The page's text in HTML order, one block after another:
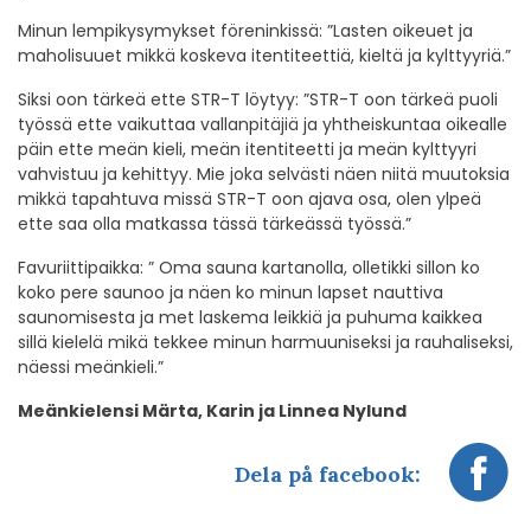
Minun lempikysymykset föreninkissä: ”Lasten oikeuet ja
maholisuuet mikkä koskeva itentiteettiä, kieltä ja kylttyyriä.”
Siksi oon tärkeä ette STR-T löytyy: ”STR-T oon tärkeä puoli
työssä ette vaikuttaa vallanpitäjiä ja yhtheiskuntaa oikealle
päin ette meän kieli, meän itentiteetti ja meän kylttyyri
vahvistuu ja kehittyy. Mie joka selvästi näen niitä muutoksia
mikkä tapahtuva missä STR-T oon ajava osa, olen ylpeä
ette saa olla matkassa tässä tärkeässä työssä.”
Favuriittipaikka: ” Oma sauna kartanolla, olletikki sillon ko
koko pere saunoo ja näen ko minun lapset nauttiva
saunomisesta ja met laskema leikkiä ja puhuma kaikkea
sillä kielelä mikä tekkee minun harmuuniseksi ja rauhaliseksi,
näessi meänkieli.”
Meänkielensi Märta, Karin ja Linnea Nylund
Dela på facebook: